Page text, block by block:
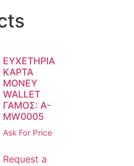
ΕΥΧΕΤΗΡΙΑ
ΚΑΡΤΑ
MONEY
WALLET
ΓΑΜΟΣ: A-
MW0005
Ask For Price
Request a